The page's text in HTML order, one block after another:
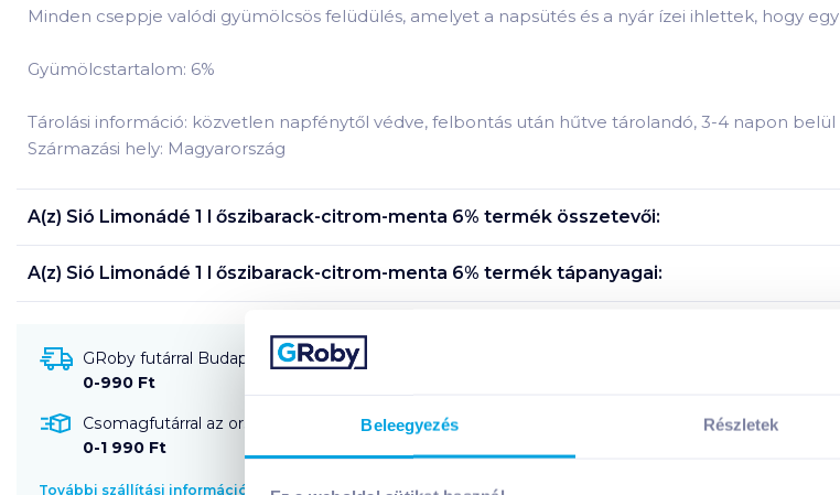
Beleegyezés Részletek
Minden cseppje valódi gyümölcsös felüdülés, amelyet a napsütés és a nyár ízei ihlettek, hogy
Gyümölcstartalom: 6%
Tárolási információ: közvetlen napfénytől védve, felbontás után hűtve tárolandó, 3-4 napon belül
Származási hely: Magyarország
A(z) Sió Limonádé 1 l őszibarack-citrom-menta 6% termék összetevői:
A(z) Sió Limonádé 1 l őszibarack-citrom-menta 6% termék tápanyagai:
GRoby futárral Budapestre és környékére szállítható
0-990 Ft
Csomagfutárral az ország egész területére szállítható!
0-1 990 Ft
További szállítási információk